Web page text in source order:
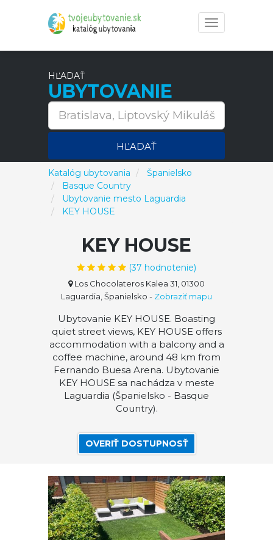
Toggle
navigation
HĽADAŤ
UBYTOVANIE
HĽADAŤ
Katalóg ubytovania
Španielsko
Basque Country
Ubytovanie mesto Laguardia
KEY HOUSE
KEY HOUSE
(37 hodnotenie)
Los Chocolateros Kalea 31, 01300
Laguardia, Španielsko - Zobraziť mapu
Ubytovanie KEY HOUSE. Boasting
quiet street views, KEY HOUSE offers
accommodation with a balcony and a
coffee machine, around 48 km from
Fernando Buesa Arena. Ubytovanie
KEY HOUSE sa nachádza v meste
Laguardia (Španielsko - Basque
Country).
OVERIŤ DOSTUPNOSŤ